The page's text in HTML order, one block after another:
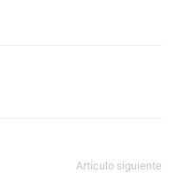
Artículo siguiente